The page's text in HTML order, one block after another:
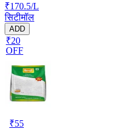
₹170.5/L
सिटीमॉल
ADD
₹20
OFF
₹55